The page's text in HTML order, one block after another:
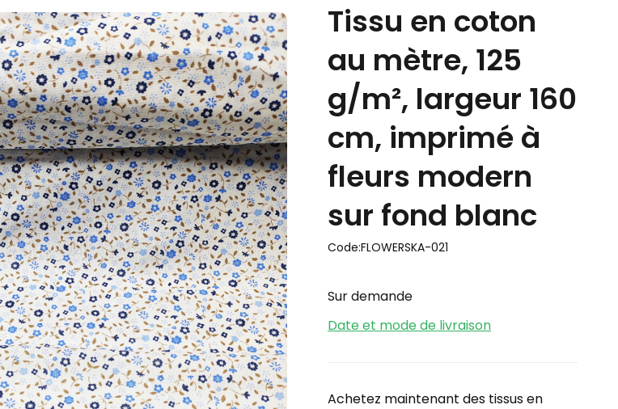
Tissu en coton
au mètre, 125
g/m², largeur 160
cm, imprimé à
fleurs modern
sur fond blanc
Code:FLOWERSKA-021
Sur demande
Date et mode de livraison
Achetez maintenant des tissus en